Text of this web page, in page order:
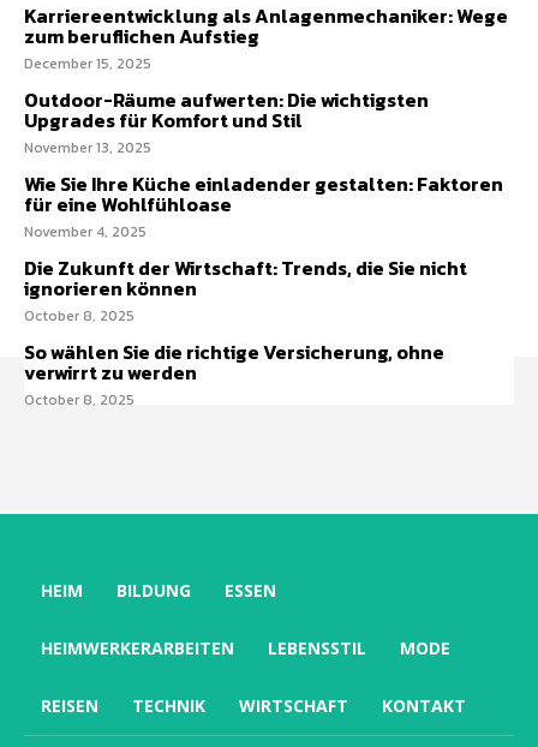
Karriereentwicklung als Anlagenmechaniker: Wege
zum beruflichen Aufstieg
December 15, 2025
Outdoor-Räume aufwerten: Die wichtigsten
Upgrades für Komfort und Stil
November 13, 2025
Wie Sie Ihre Küche einladender gestalten: Faktoren
für eine Wohlfühloase
November 4, 2025
Die Zukunft der Wirtschaft: Trends, die Sie nicht
ignorieren können
October 8, 2025
So wählen Sie die richtige Versicherung, ohne
verwirrt zu werden
October 8, 2025
HEIM BILDUNG ESSEN
HEIMWERKERARBEITEN LEBENSSTIL MODE
REISEN TECHNIK WIRTSCHAFT KONTAKT